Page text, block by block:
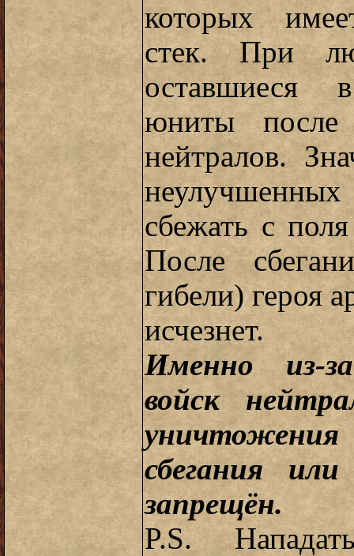
которых
стек. При
оставшиеся
юниты
нейтралов.
сбежать с
После
гибели) героя
исчезнет.
Именно из-
войск
сбегания
запрещён.
P.S.